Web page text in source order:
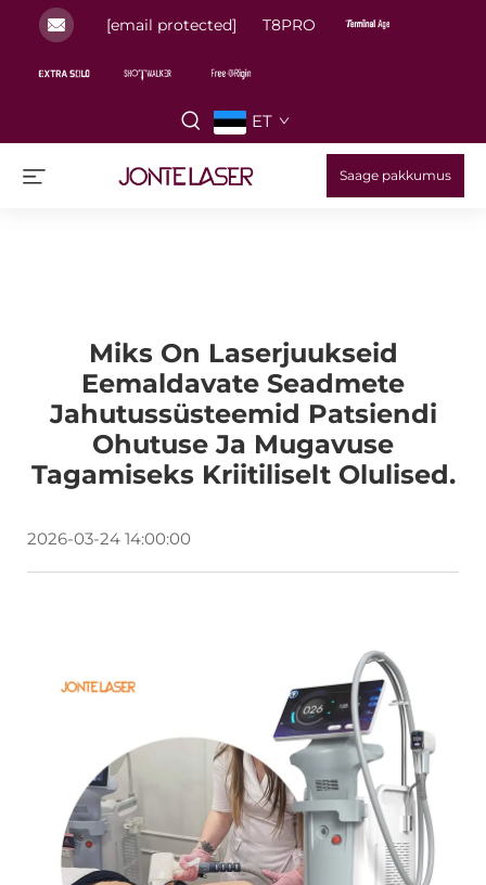
[email protected] T8PRO
ET
Saage pakkumus
Miks On Laserjuukseid
Eemaldavate Seadmete
Jahutussüsteemid Patsiendi
Ohutuse Ja Mugavuse
Tagamiseks Kriitiliselt Olulised.
2026-03-24 14:00:00